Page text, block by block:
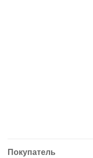
Покупатель